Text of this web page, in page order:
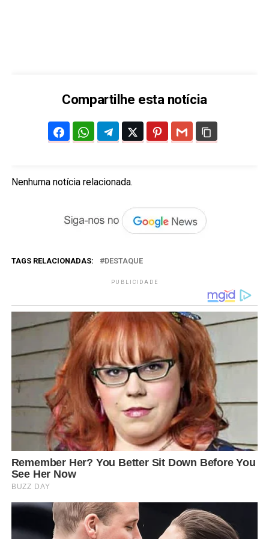
Compartilhe esta notícia
Nenhuma notícia relacionada.
TAGS RELACIONADAS: DESTAQUE
PUBLICIDADE